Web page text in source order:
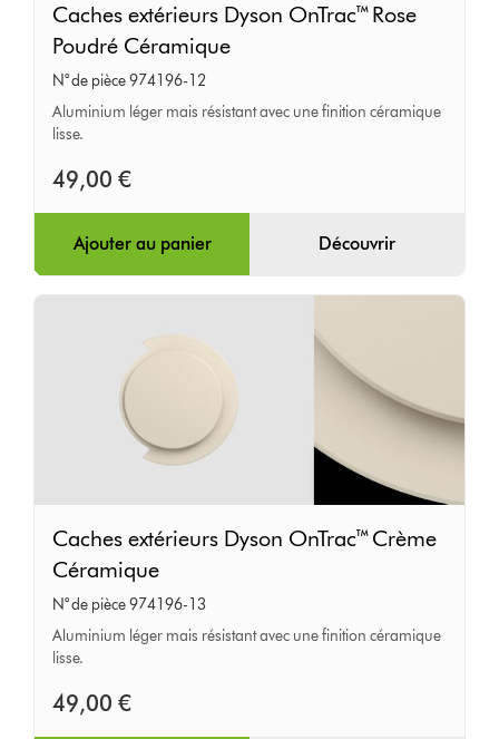
extérieurs
Dyson
OnTrac™
Rose
Céramique
Caches extérieurs Dyson OnTrac™ Rose
Poudré Céramique
N° de pièce 974196-12
Aluminium léger mais résistant avec une finition céramique
lisse.
49,00 €
Ajouter au panier Découvrir
extérieurs
Dyson
OnTrac™
Crème
Caches extérieurs Dyson OnTrac™ Crème
Céramique
N° de pièce 974196-13
Aluminium léger mais résistant avec une finition céramique
lisse.
49,00 €